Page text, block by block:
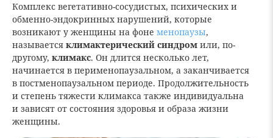
Комплекс вегетативно-сосудистых, психических и
обменно-эндокринных нарушений, которые
возникают у женщины на фоне менопаузы,
называется климактерический синдром или, по-
другому, климакс. Он длится несколько лет,
начинается в перименопаузальном, а заканчивается
в постменопаузальном периоде. Продолжительность
и степень тяжести климакса также индивидуальна
и зависят от состояния здоровья и образа жизни
женщины.